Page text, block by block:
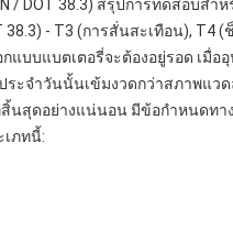
DOT 38.3) สรุปการทดสอบสำห
- T3 (การสั่นสะเทือน), T4 (
แบบแบตเตอรี่จะต้องอยู่รอด เมื่อ
ะจำวันนั้นเข้มงวดกว่าสภาพแวด
นสุดอย่างแน่นอน มีข้อกำหนดทา
ภทนี้: